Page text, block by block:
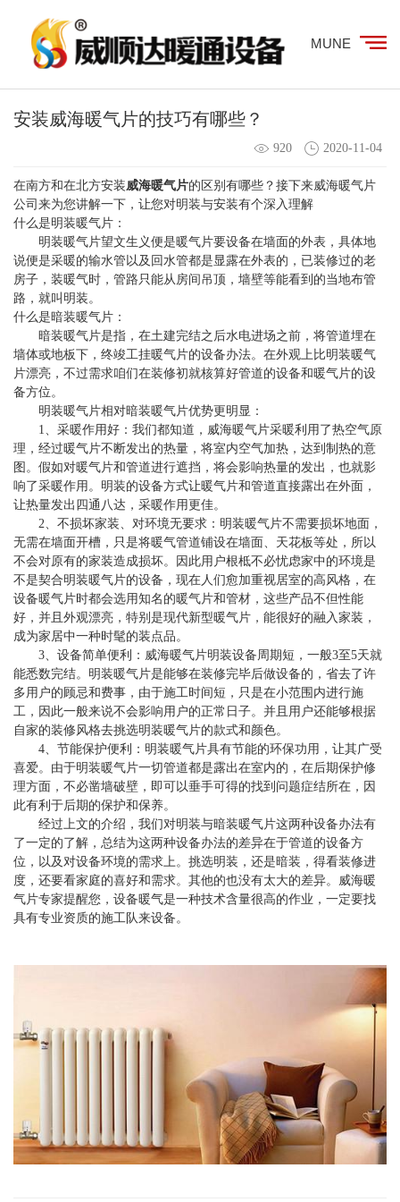
MUNE
安装威海暖气片的技巧有哪些？
920 2020-11-04
在南方和在北方安装威海暖气片的区别有哪些？接下来威海暖气片
公司来为您讲解一下，让您对明装与安装有个深入理解
什么是明装暖气片：
明装暖气片望文生义便是暖气片要设备在墙面的外表，具体地
说便是采暖的输水管以及回水管都是显露在外表的，已装修过的老
房子，装暖气时，管路只能从房间吊顶，墙壁等能看到的当地布管
路，就叫明装。
什么是暗装暖气片：
暗装暖气片是指，在土建完结之后水电进场之前，将管道埋在
墙体或地板下，终竣工挂暖气片的设备办法。在外观上比明装暖气
片漂亮，不过需求咱们在装修初就核算好管道的设备和暖气片的设
备方位。
明装暖气片相对暗装暖气片优势更明显：
1、采暖作用好：我们都知道，威海暖气片采暖利用了热空气原
理，经过暖气片不断发出的热量，将室内空气加热，达到制热的意
图。假如对暖气片和管道进行遮挡，将会影响热量的发出，也就影
响了采暖作用。明装的设备方式让暖气片和管道直接露出在外面，
让热量发出四通八达，采暖作用更佳。
2、不损坏家装、对环境无要求：明装暖气片不需要损坏地面，
无需在墙面开槽，只是将暖气管道铺设在墙面、天花板等处，所以
不会对原有的家装造成损坏。因此用户根柢不必忧虑家中的环境是
不是契合明装暖气片的设备，现在人们愈加重视居室的高风格，在
设备暖气片时都会选用知名的暖气片和管材，这些产品不但性能
好，并且外观漂亮，特别是现代新型暖气片，能很好的融入家装，
成为家居中一种时髦的装点品。
3、设备简单便利：威海暖气片明装设备周期短，一般3至5天就
能悉数完结。明装暖气片是能够在装修完毕后做设备的，省去了许
多用户的顾忌和费事，由于施工时间短，只是在小范围内进行施
工，因此一般来说不会影响用户的正常日子。并且用户还能够根据
自家的装修风格去挑选明装暖气片的款式和颜色。
4、节能保护便利：明装暖气片具有节能的环保功用，让其广受
喜爱。由于明装暖气片一切管道都是露出在室内的，在后期保护修
理方面，不必凿墙破壁，即可以垂手可得的找到问题症结所在，因
此有利于后期的保护和保养。
经过上文的介绍，我们对明装与暗装暖气片这两种设备办法有
了一定的了解，总结为这两种设备办法的差异在于管道的设备方
位，以及对设备环境的需求上。挑选明装，还是暗装，得看装修进
度，还要看家庭的喜好和需求。其他的也没有太大的差异。威海暖
气片专家提醒您，设备暖气是一种技术含量很高的作业，一定要找
具有专业资质的施工队来设备。